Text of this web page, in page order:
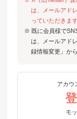
は、メールアド
っていただきま
※ 既に会員様で
は、メールアド
録情報変更」か
アカウ
モ